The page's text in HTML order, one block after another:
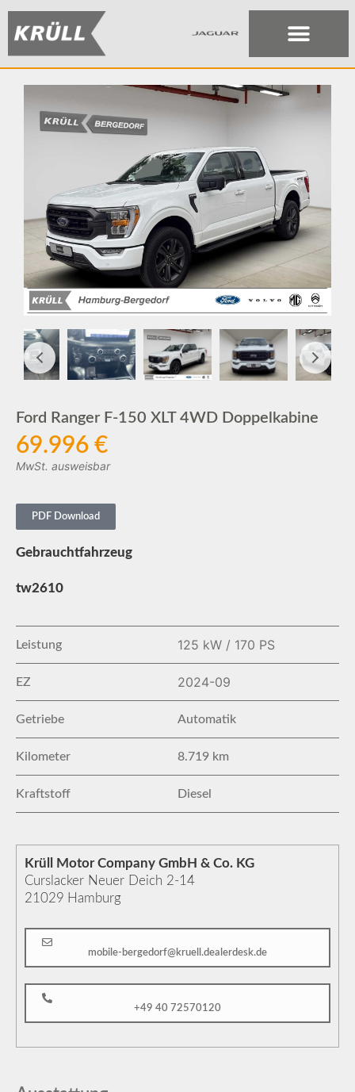
Ford Ranger F-150 XLT 4WD Doppelkabine
69.996 €
MwSt. ausweisbar
PDF Download
Gebrauchtfahrzeug
tw2610
Leistung 125 kW / 170 PS
EZ 2024-09
Getriebe Automatik
Kilometer 8.719 km
Kraftstoff Diesel
Krüll Motor Company GmbH & Co. KG
Curslacker Neuer Deich 2-14
21029 Hamburg
mobile-bergedorf@kruell.dealerdesk.de
+49 40 72570120